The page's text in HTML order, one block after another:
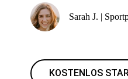
Sarah J. |
KOSTENLOS